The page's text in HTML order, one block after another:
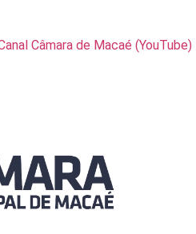
Câmara de Macaé (YouTube)